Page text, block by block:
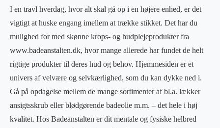
I en travl hverdag, hvor alt skal gå op i en højere enhed, er det
vigtigt at huske engang imellem at trække stikket. Det har du
mulighed for med skønne krops- og hudplejeprodukter fra
www.badeanstalten.dk, hvor mange allerede har fundet de helt
rigtige produkter til deres hud og behov. Hjemmesiden er et
univers af velvære og selvkærlighed, som du kan dykke ned i.
Gå på opdagelse mellem de mange sortimenter af bl.a. lækker
ansigtsskrub eller blødgørende badeolie m.m. – det hele i høj
kvalitet. Hos Badeanstalten er dit mentale og fysiske helbred